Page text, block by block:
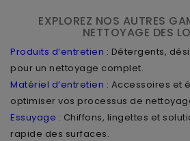
EXPLOREZ NOS AUTRES
NETTOYAGE DES
Produits d’entretien : Détergents,
pour un nettoyage complet.
Matériel d’entretien : Accessoires et
optimiser vos processus de
Essuyage : Chiffons, lingettes et
rapide des surfaces.